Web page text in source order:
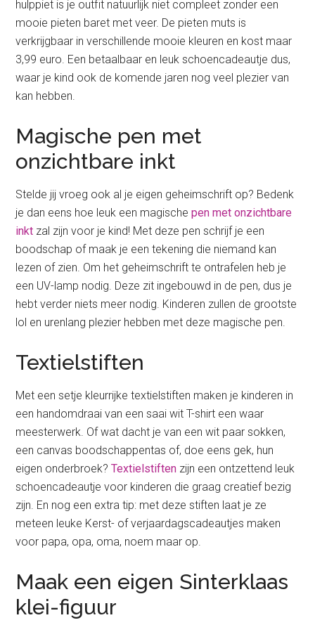
hulppiet is je outfit natuurlijk niet compleet zonder een
mooie pieten baret met veer. De pieten muts is
verkrijgbaar in verschillende mooie kleuren en kost maar
3,99 euro. Een betaalbaar en leuk schoencadeautje dus,
waar je kind ook de komende jaren nog veel plezier van
kan hebben.
Magische pen met
onzichtbare inkt
Stelde jij vroeg ook al je eigen geheimschrift op? Bedenk
je dan eens hoe leuk een magischepen met onzichtbare
inkt zal zijn voor je kind! Met deze pen schrijf je een
boodschap of maak je een tekening die niemand kan
lezen of zien. Om het geheimschrift te ontrafelen heb je
een UV-lamp nodig. Deze zit ingebouwd in de pen, dus je
hebt verder niets meer nodig. Kinderen zullen de grootste
lol en urenlang plezier hebben met deze magische pen.
Textielstiften
Met een setje kleurrijke textielstiften maken je kinderen in
een handomdraai van een saai wit T-shirt een waar
meesterwerk. Of wat dacht je van een wit paar sokken,
een canvas boodschappentas of, doe eens gek, hun
eigen onderbroek?Textielstiften zijn een ontzettend leuk
schoencadeautje voor kinderen die graag creatief bezig
zijn. En nog een extra tip: met deze stiften laat je ze
meteen leuke Kerst- of verjaardagscadeautjes maken
voor papa, opa, oma, noem maar op.
Maak een eigen Sinterklaas
klei-figuur